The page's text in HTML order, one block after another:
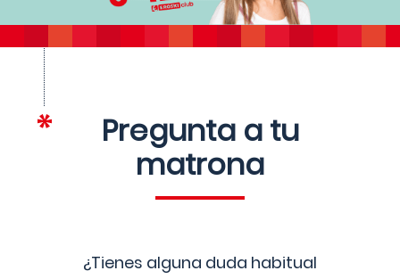
Pregunta a tu
matrona
¿Tienes alguna duda habitual